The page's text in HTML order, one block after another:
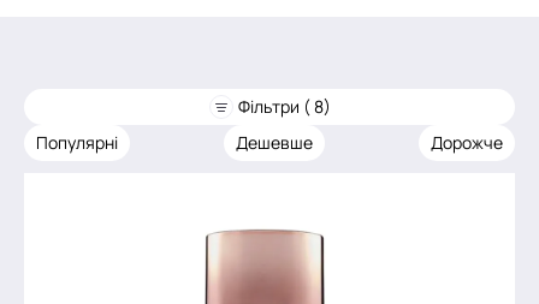
Фільтри ( 8)
Популярні
Дешевше Дорожче